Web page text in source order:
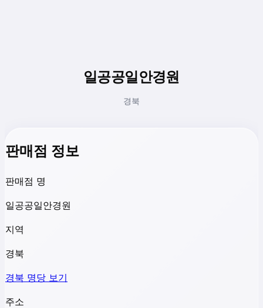
일공공일안경원
경북
판매점 정보
판매점 명
일공공일안경원
지역
경북
경북 명당 보기
주소